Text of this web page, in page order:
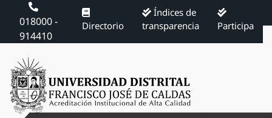
018000 -
914410
Directorio
Índices de
transparencia
Participa